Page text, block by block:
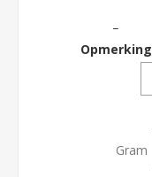
Opmerking
Gram